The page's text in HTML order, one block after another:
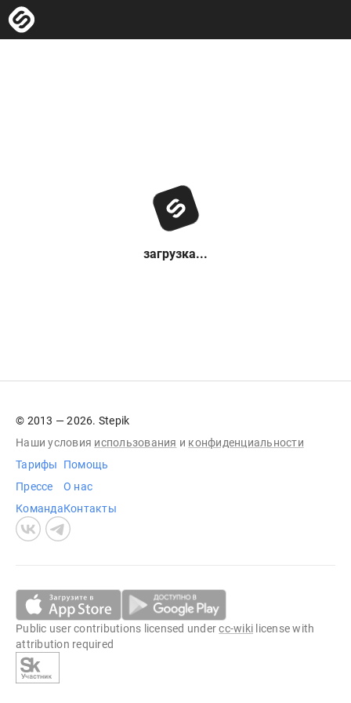
загрузка...
© 2013 — 2026. Stepik
Наши условия использования и конфиденциальности
Тарифы
Прессе
Команда
Помощь
О нас
Контакты
Public user contributions licensed undercc-wiki license with
attribution required